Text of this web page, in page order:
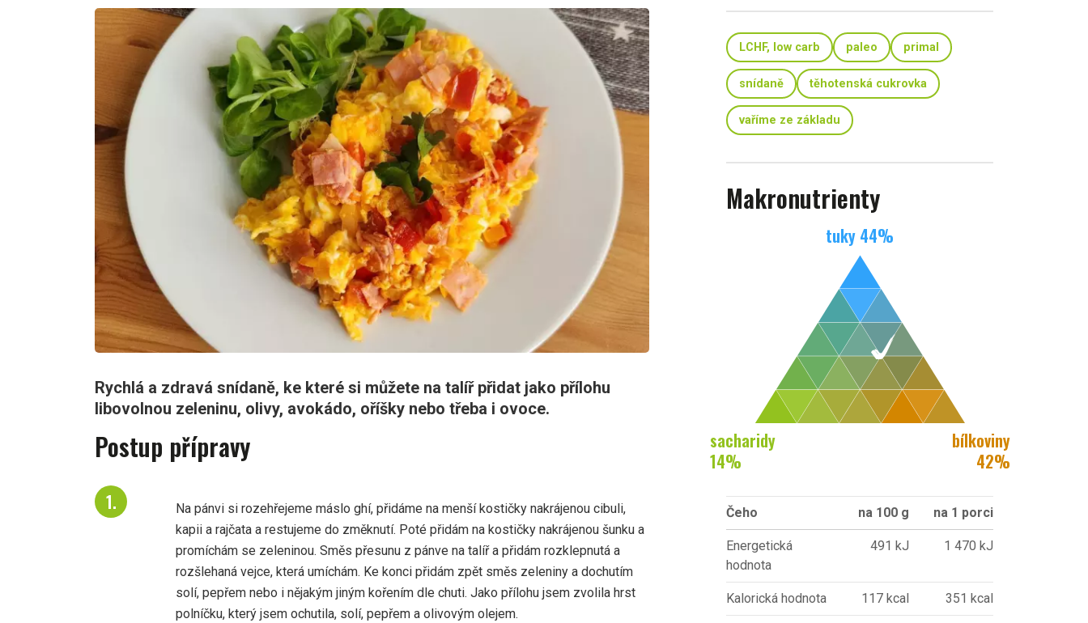
Rychlá a zdravá snídaně, ke které si můžete na talíř přidat jako přílohu
libovolnou zeleninu, olivy, avokádo, oříšky nebo třeba i ovoce.
Postup přípravy
Na pánvi si rozehřejeme máslo ghí, přidáme na menší kostičky nakrájenou cibuli,
kapii a rajčata a restujeme do změknutí. Poté přidám na kostičky nakrájenou šunku a
promíchám se zeleninou. Směs přesunu z pánve na talíř a přidám rozklepnutá a
rozšlehaná vejce, která umíchám. Ke konci přidám zpět směs zeleniny a dochutím
solí, pepřem nebo i nějakým jiným kořením dle chuti. Jako přílohu jsem zvolila hrst
polníčku, který jsem ochutila, solí, pepřem a olivovým olejem.
LCHF, low carb paleo primal
snídaně těhotenská cukrovka
vaříme ze základu
Makronutrienty
tuky 44%
sacharidy
14%
bílkoviny
42%
Čeho na 100 g na 1 porci
Energetická
hodnota
491 kJ 1 470 kJ
Kalorická hodnota 117 kcal 351 kcal